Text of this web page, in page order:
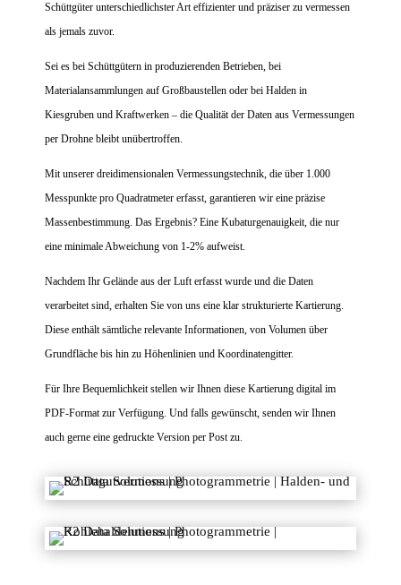
Schüttgüter unterschiedlichster Art effizienter und präziser zu vermessen
als jemals zuvor.
Sei es bei Schüttgütern in produzierenden Betrieben, bei
Materialansammlungen auf Großbaustellen oder bei Halden in
Kiesgruben und Kraftwerken – die Qualität der Daten aus Vermessungen
per Drohne bleibt unübertroffen.
Mit unserer dreidimensionalen Vermessungstechnik, die über 1.000
Messpunkte pro Quadratmeter erfasst, garantieren wir eine präzise
Massenbestimmung. Das Ergebnis? Eine Kubaturgenauigkeit, die nur
eine minimale Abweichung von 1-2% aufweist.
Nachdem Ihr Gelände aus der Luft erfasst wurde und die Daten
verarbeitet sind, erhalten Sie von uns eine klar strukturierte Kartierung.
Diese enthält sämtliche relevante Informationen, von Volumen über
Grundfläche bis hin zu Höhenlinien und Koordinatengitter.
Für Ihre Bequemlichkeit stellen wir Ihnen diese Kartierung digital im
PDF-Format zur Verfügung. Und falls gewünscht, senden wir Ihnen
auch gerne eine gedruckte Version per Post zu.